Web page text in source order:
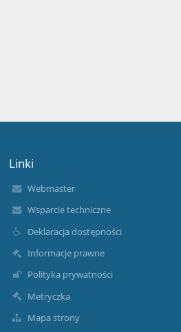
Linki
Webmaster
Wsparcie techniczne
Deklaracja dostępności
Informacje prawne
Polityka prywatności
Metryczka
Mapa strony